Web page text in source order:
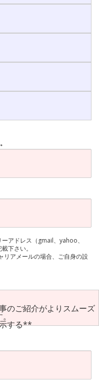
ーアドレス（gmail、yahoo、
下さい。
、ご自身の設
のご紹介がよりスムーズ
する**